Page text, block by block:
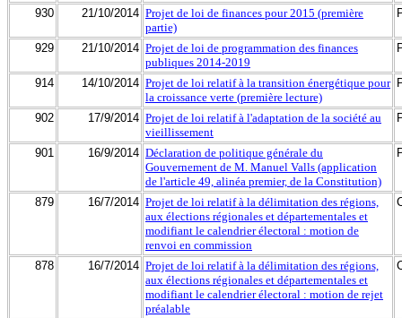
930 21/10/2014 Projet de loi de finances pour 2015 (première
partie)
929 21/10/2014 Projet de loi de programmation des finances
publiques 2014-2019
914 14/10/2014 Projet de loi relatif à la transition énergétique pour
la croissance verte (première lecture)
902 17/9/2014 Projet de loi relatif à l'adaptation de la société au
vieillissement
901 16/9/2014 Déclaration de politique générale du
Gouvernement de M. Manuel Valls (application
de l'article 49, alinéa premier, de la Constitution)
879 16/7/2014 Projet de loi relatif à la délimitation des régions,
aux élections régionales et départementales et
modifiant le calendrier électoral : motion de
renvoi en commission
878 16/7/2014 Projet de loi relatif à la délimitation des régions,
aux élections régionales et départementales et
modifiant le calendrier électoral : motion de rejet
préalable